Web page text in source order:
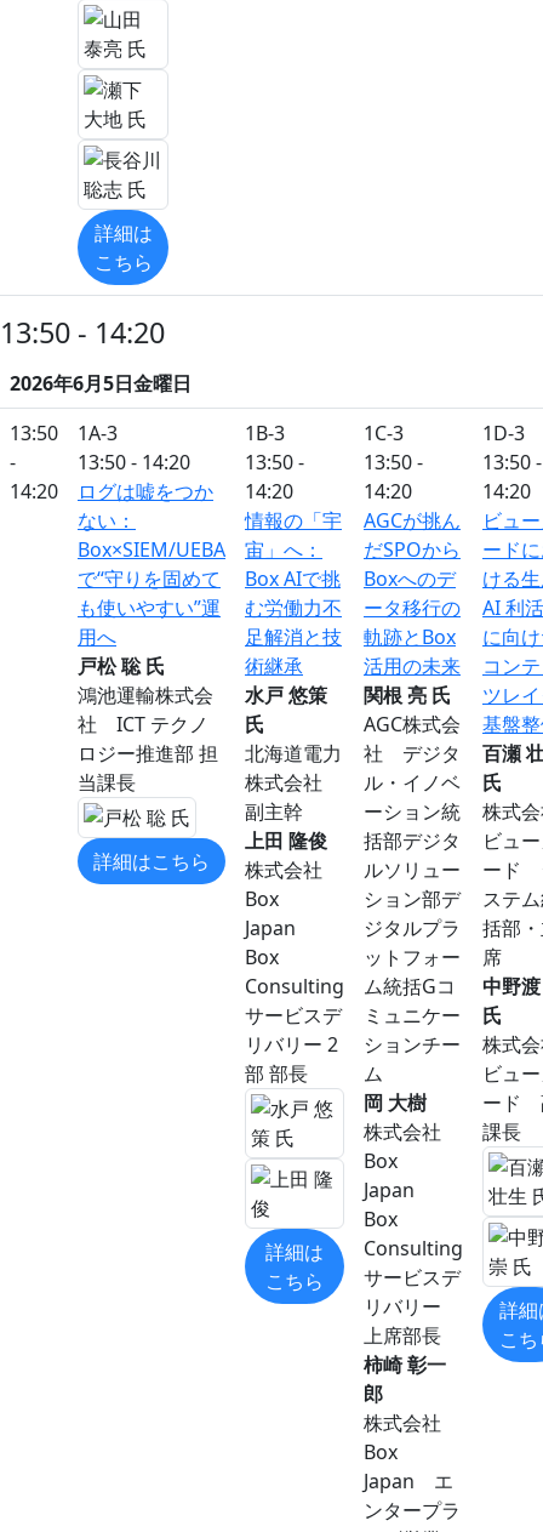
詳細は
こちら
13:50 - 14:20
2026年6月5日金曜日
13:50
-
14:20
1A-3
13:50 - 14:20
ログは嘘をつか
ない：
Box×SIEM/UEBA
で“守りを固めて
も使いやすい”運
用へ
戸松 聡 氏
鴻池運輸株式会
社 ICT テクノ
ロジー推進部 担
当課長
詳細はこちら
1B-3
13:50 -
14:20
情報の「宇
宙」へ：
Box AIで挑
む労働力不
足解消と技
術継承
水戸 悠策
氏
北海道電力
株式会社
副主幹
上田 隆俊
株式会社
Box
Japan
Box
Consulting
サービスデ
リバリー 2
部 部長
詳細は
こちら
1C-3
13:50 -
14:20
AGCが挑ん
だSPOから
Boxへのデ
ータ移行の
軌跡とBox
活用の未来
関根 亮 氏
AGC株式会
社 デジタ
ル・イノベ
ーション統
括部デジタ
ルソリュー
ション部デ
ジタルプラ
ットフォー
ム統括Gコ
ミュニケー
ションチー
ム
岡 大樹
株式会社
Box
Japan
Box
Consulting
サービスデ
リバリー
上席部長
柿崎 彰一
郎
株式会社
Box
Japan エ
ンタープラ
1D-3
13:50 -
14:20
ビュ
ード
ける
AI 利
に向
コン
ツレ
基盤
百瀬
氏
株式
ビュ
ード
ステ
括部
席
中野
氏
株式
ビュ
ード
課長
詳細
こ